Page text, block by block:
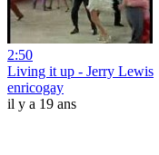
2:50
Living it up - Jerry Lewis
enricogay
il y a 19 ans